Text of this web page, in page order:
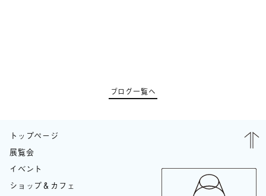
ブログ一覧へ
トップページ
展覧会
イベント
ショップ＆カフェ